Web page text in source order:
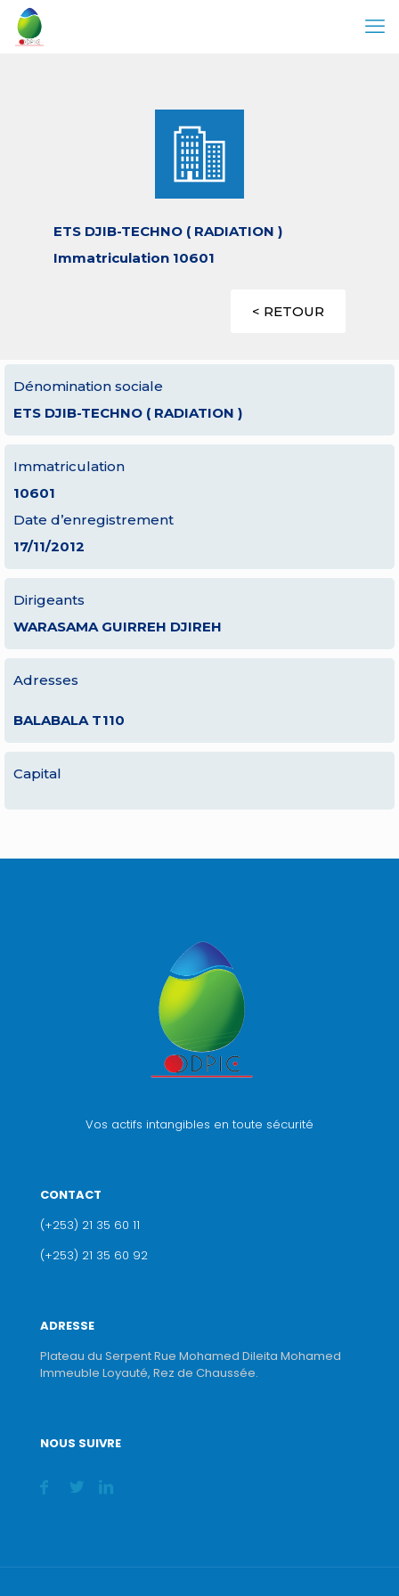
ETS DJIB-TECHNO ( RADIATION )
Immatriculation 10601
< RETOUR
Dénomination sociale
ETS DJIB-TECHNO ( RADIATION )
Immatriculation
10601
Date d’enregistrement
17/11/2012
Dirigeants
WARASAMA GUIRREH DJIREH
Adresses
BALABALA T110
Capital
Vos actifs intangibles en toute sécurité
CONTACT
(+253) 21 35 60 11
(+253) 21 35 60 92
ADRESSE
Plateau du Serpent Rue Mohamed Dileita Mohamed
Immeuble Loyauté, Rez de Chaussée.
NOUS SUIVRE